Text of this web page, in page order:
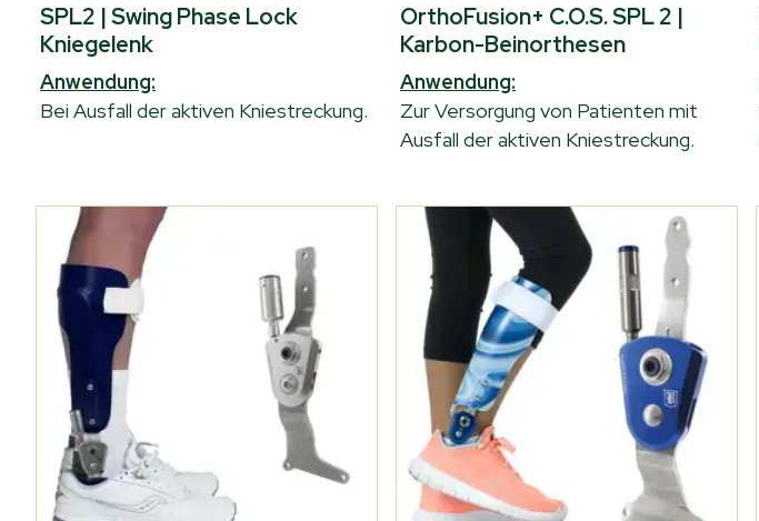
SPL2 | Swing Phase Lock
Kniegelenk
Anwendung:
Bei Ausfall der aktiven Kniestreckung.
OrthoFusion+ C.O.S. SPL 2 |
Karbon-Beinorthesen
Anwendung:
Zur Versorgung von Patienten mit
Ausfall der aktiven Kniestreckung.